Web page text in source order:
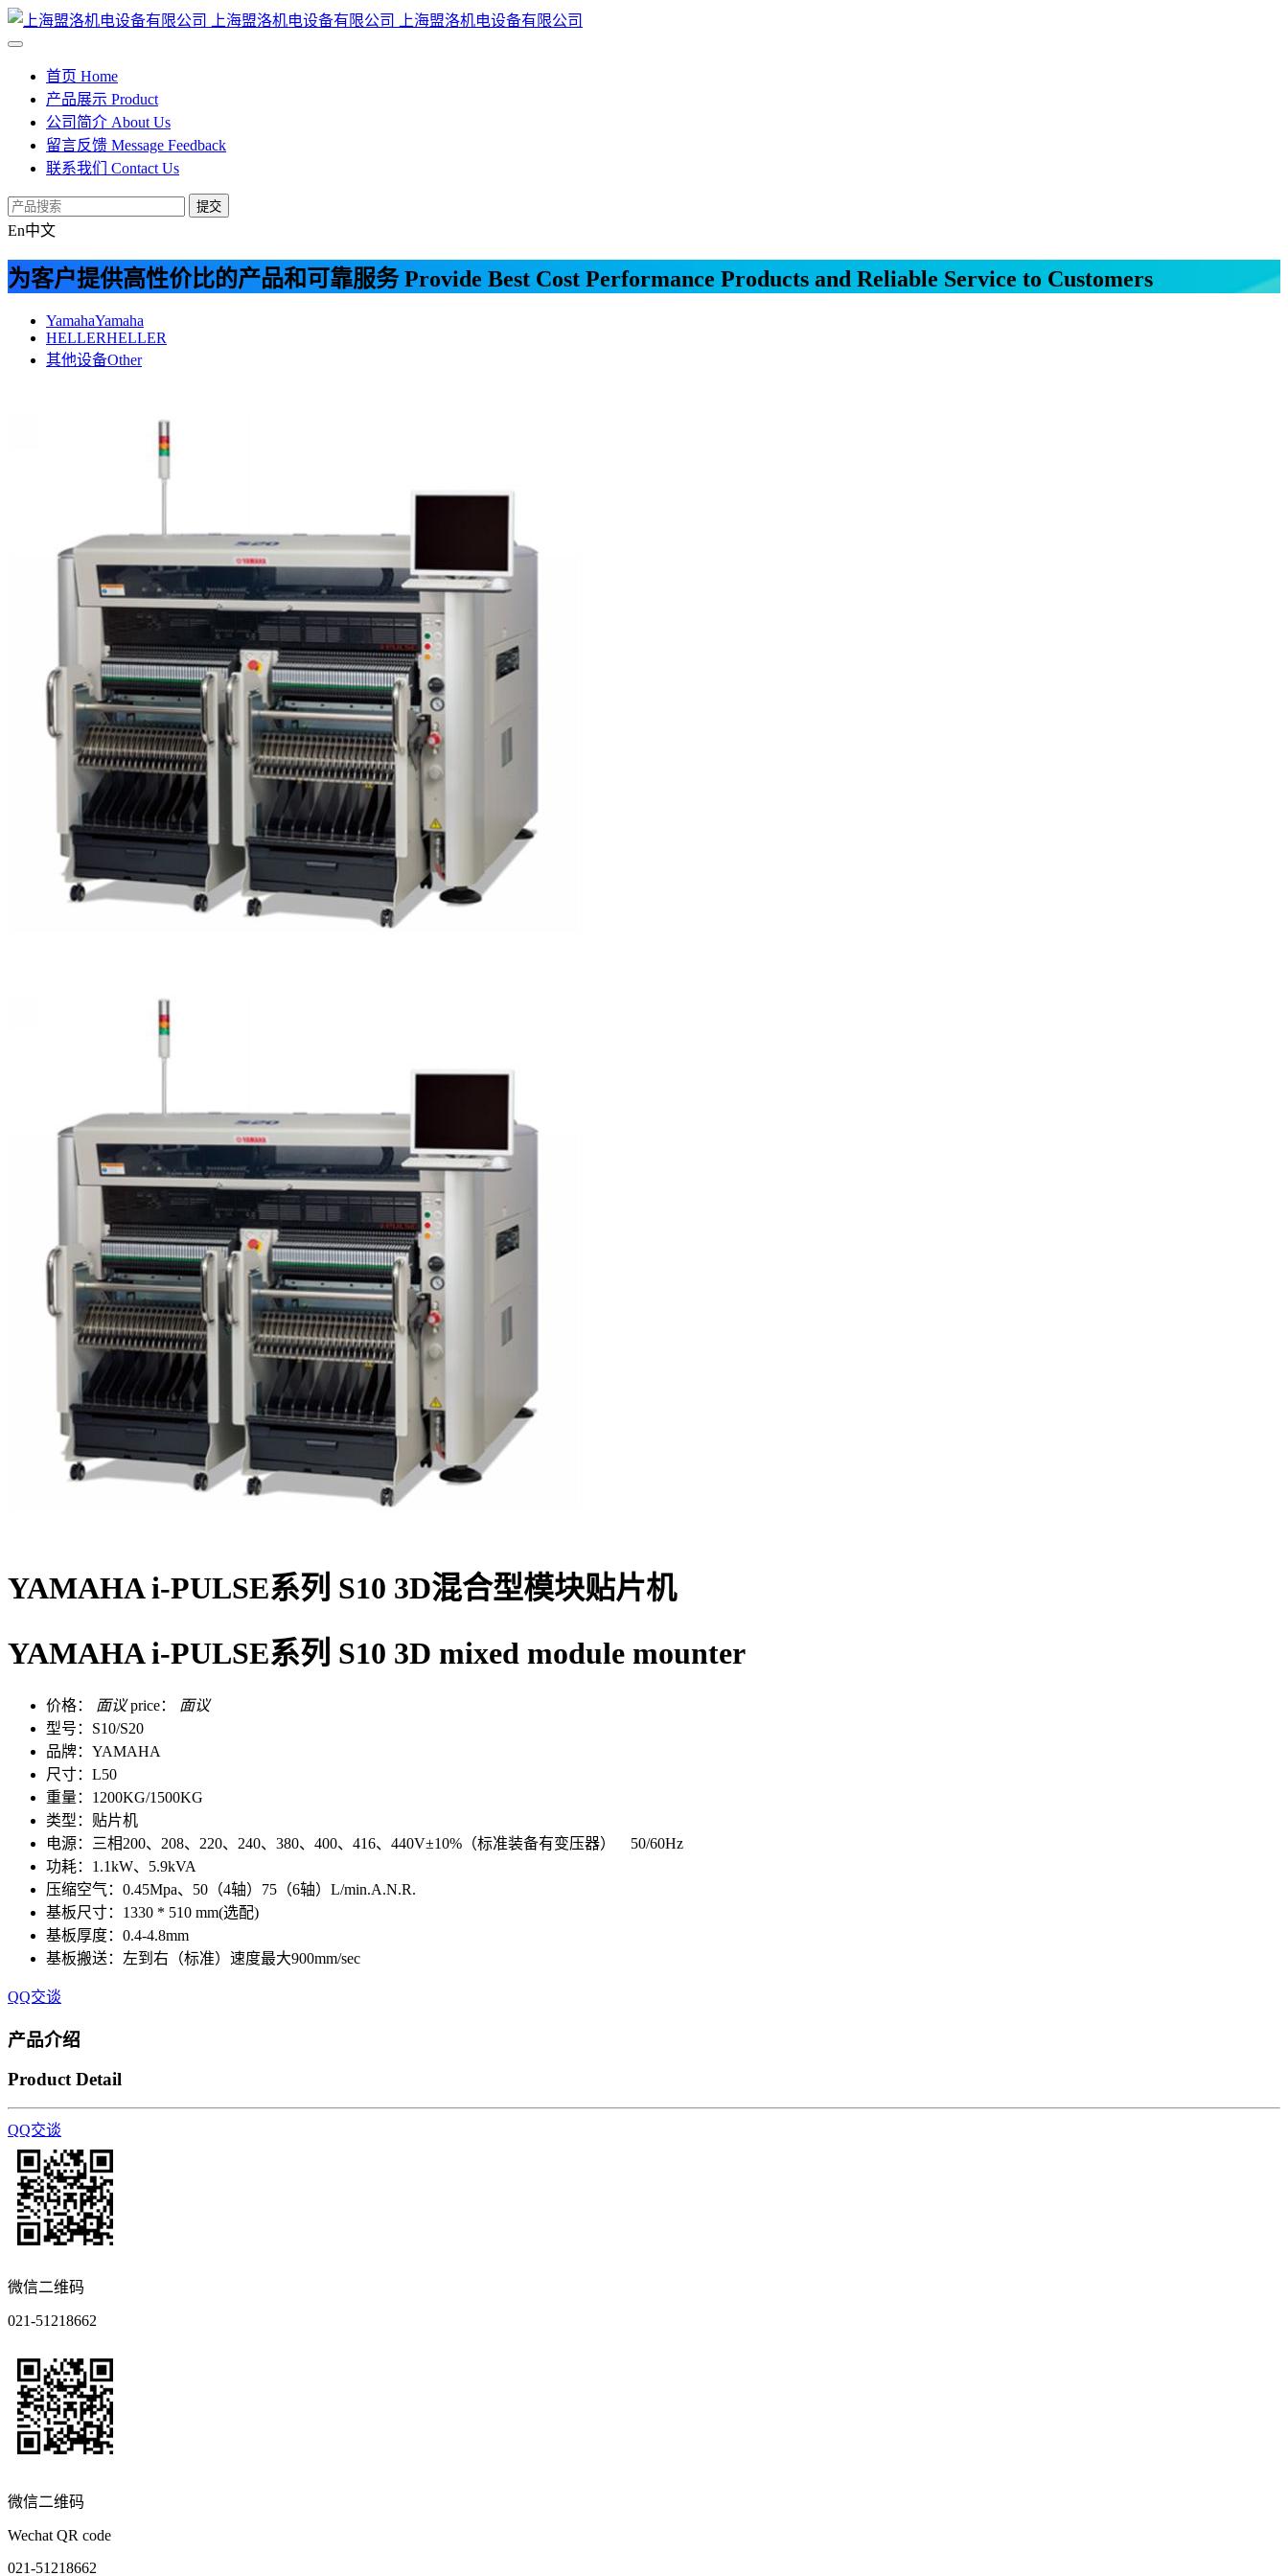
上海盟洛机电设备有限公司 上海盟洛机电设备有限公司
首页 Home
产品展示 Product
公司简介 About Us
留言反馈 Message Feedback
联系我们
Contact Us
提交
En中文
为客户提供高性价比的产品和可靠服务 Provide Best Cost Performance Products and Reliable Service to Customers
YamahaYamaha
HELLERHELLER
其他设备Other
YAMAHA i-PULSE系列 S10 3D混合型模块贴片机
YAMAHA i-PULSE系列 S10 3D mixed module mounter
价格： 面议 price：
面议
型号：S10/S20
品牌：YAMAHA
尺寸：L50
重量：1200KG/1500KG
类型：贴片机
电源：三相200、208、220、240、380、400、416、440V±10%（标准装备有变压器） 50/60Hz
功耗：1.1kW、5.9kVA
压缩空气：0.45Mpa、50（4轴）75（6轴）L/min.A.N.R.
基板尺寸：1330 * 510 mm(选配)
基板厚度：0.4-4.8mm
基板搬送：左到右（标准）速度最大900mm/sec
QQ交谈
产品介绍
Product Detail
QQ交谈
微信二维码
021-51218662
微信二维码
Wechat QR code
021-51218662